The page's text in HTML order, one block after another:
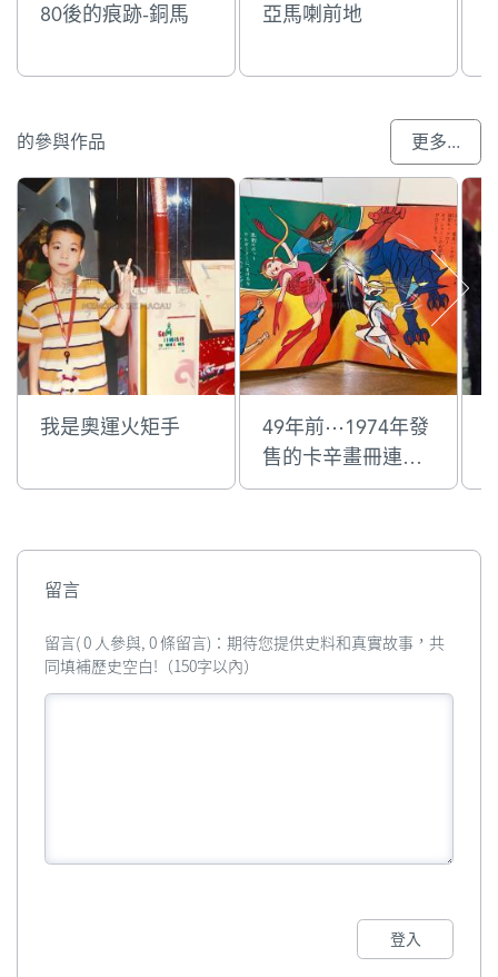
80後的痕跡-銅馬 亞馬喇前地
的參與作品 更多...
我是奧運火矩手
49年前⋯1974年發
售的卡辛畫冊連主
题曲卡式帶
留言
留言( 0 人參與, 0 條留言)：期待您提供史料和真實故事，共
同填補歷史空白!（150字以內）
登入